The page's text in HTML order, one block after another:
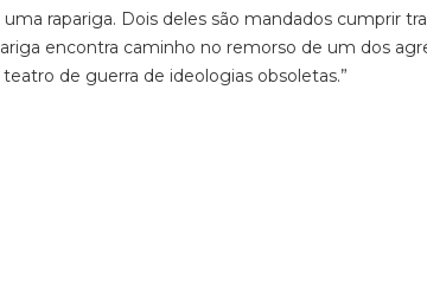
rapariga. Dois deles são mandados cumprir
encontra caminho no remorso de um dos
de guerra de ideologias obsoletas.”